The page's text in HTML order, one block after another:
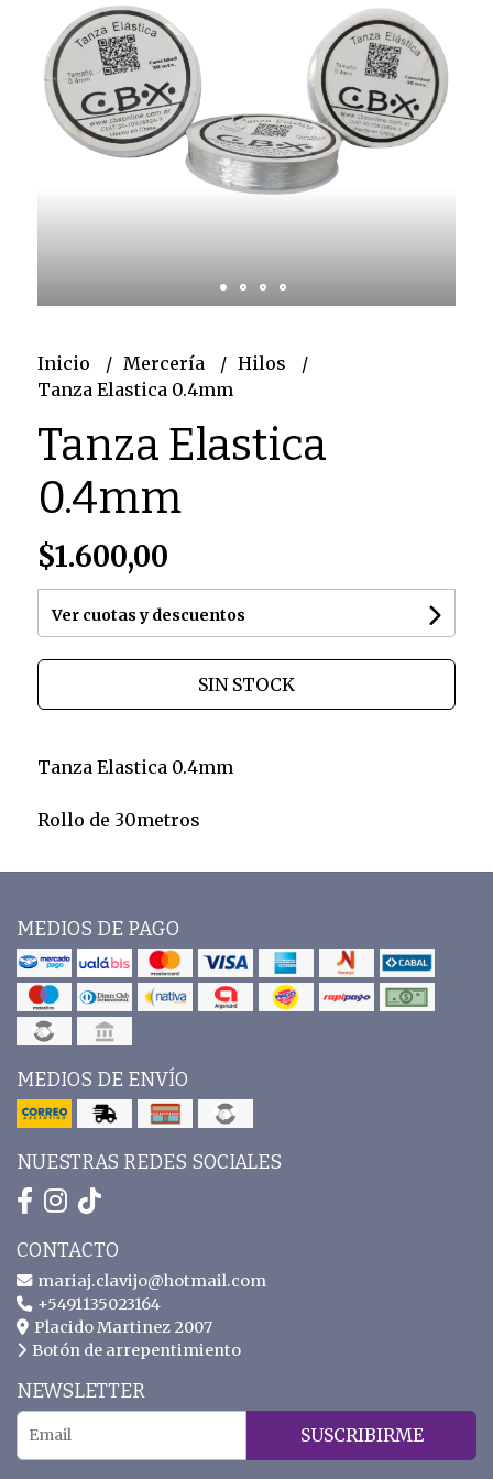
Inicio Mercería
Hilos
Tanza Elastica 0.4mm
Tanza Elastica
0.4mm
$1.600,00
Ver cuotas y descuentos
SIN STOCK
Tanza Elastica 0.4mm
Rollo de 30metros
MEDIOS DE PAGO
MEDIOS DE ENVÍO
NUESTRAS REDES SOCIALES
CONTACTO
mariaj.clavijo@hotmail.com
+5491135023164
Placido Martinez 2007
Botón de arrepentimiento
NEWSLETTER
SUSCRIBIRME